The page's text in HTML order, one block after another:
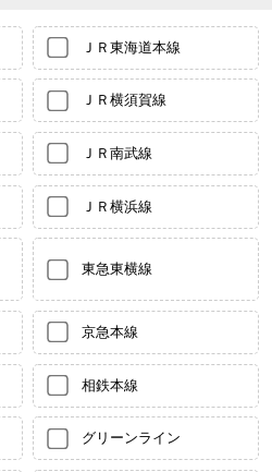
ＪＲ東海道本線
ＪＲ横須賀線
ＪＲ南武線
ＪＲ横浜線
東急東横線
京急本線
相鉄本線
グリーンライン